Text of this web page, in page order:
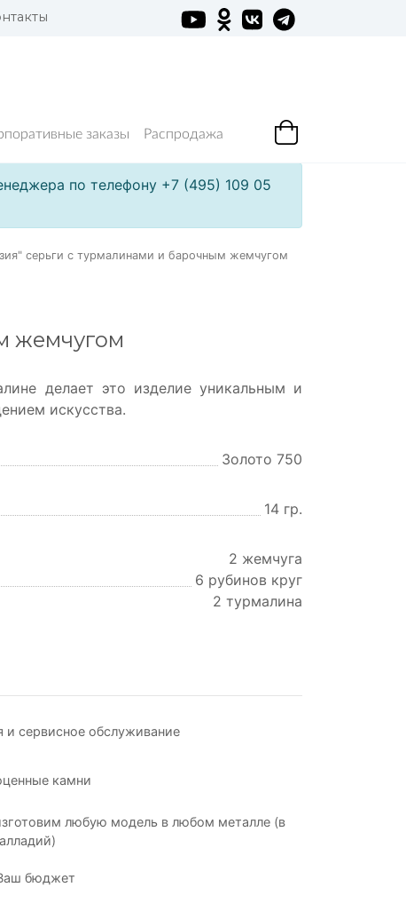
заказы Распродажа
по телефону +7 (495) 109 05
серьги с турмалинами и барочным жемчугом
жемчугом
делает это изделие уникальным и
искусства.
Золото 750
14 гр.
2 жемчуга
6 рубинов круг
2 турмалина
и сервисное обслуживание
камни
любую модель в любом металле (в
бюджет